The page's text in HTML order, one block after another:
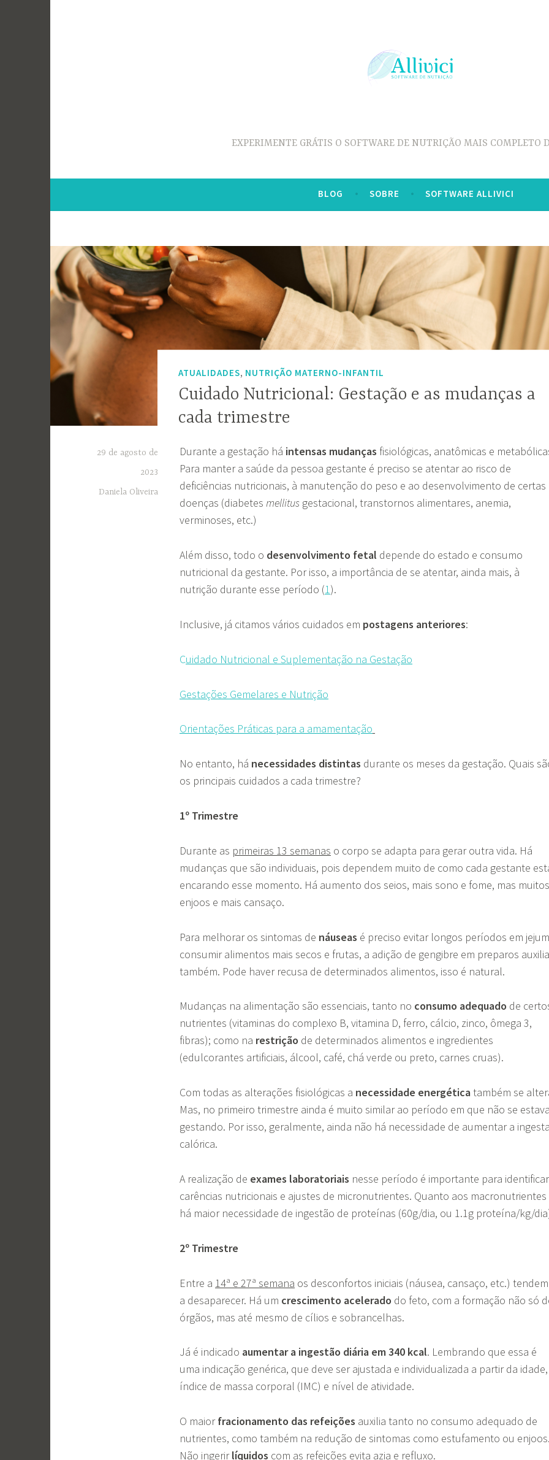
EXPERIMENTE GRÁTIS O SOFTWARE DE NUTRIÇÃO MAIS COMPLETO
BLOG SOBRE SOFTWARE ALLIVICI
ATUALIDADES, NUTRIÇÃO MATERNO-INFANTIL
Cuidado Nutricional: Gestação e as mudanças a
cada trimestre
29 de agosto de
2023
Daniela Oliveira
Durante a gestação há intensas mudanças fisiológicas, anatômicas e
Para manter a saúde da pessoa gestante é preciso se atentar ao risco de
deficiências nutricionais, à manutenção do peso e ao desenvolvimento de certas
doenças (diabetes mellitus gestacional, transtornos alimentares, anemia,
verminoses, etc.)
Além disso, todo o desenvolvimento fetal depende do estado e consumo
nutricional da gestante. Por isso, a importância de se atentar, ainda mais, à
nutrição durante esse período (1).
Inclusive, já citamos vários cuidados em postagens anteriores:
Cuidado Nutricional e Suplementação na Gestação
Gestações Gemelares e Nutrição
Orientações Práticas para a amamentação
No entanto, há necessidades distintas durante os meses da gestação. Quais
os principais cuidados a cada trimestre?
1º Trimestre
Durante as primeiras 13 semanas o corpo se adapta para gerar outra vida. Há
mudanças que são individuais, pois dependem muito de como cada gestante
encarando esse momento. Há aumento dos seios, mais sono e fome, mas muitos
enjoos e mais cansaço.
Para melhorar os sintomas de náuseas é preciso evitar longos períodos em
consumir alimentos mais secos e frutas, a adição de gengibre em preparos auxilia
também. Pode haver recusa de determinados alimentos, isso é natural.
Mudanças na alimentação são essenciais, tanto no consumo adequado de
nutrientes (vitaminas do complexo B, vitamina D, ferro, cálcio, zinco, ômega 3,
fibras); como na restrição de determinados alimentos e ingredientes
(edulcorantes artificiais, álcool, café, chá verde ou preto, carnes cruas).
Com todas as alterações fisiológicas a necessidade energéticatambém se
Mas, no primeiro trimestre ainda é muito similar ao período em que não se
gestando. Por isso, geralmente, ainda não há necessidade de aumentar a
calórica.
A realização de exames laboratoriais nesse período é importante para identificar
carências nutricionais e ajustes de micronutrientes. Quanto aos macronutrientes
há maior necessidade de ingestão de proteínas (60g/dia, ou 1.1g proteína/kg/
2º Trimestre
Entre a 14ª e 27ª semana os desconfortos iniciais (náusea, cansaço, etc.) tendem
a desaparecer. Há um crescimento acelerado do feto, com a formação não só
órgãos, mas até mesmo de cílios e sobrancelhas.
Já é indicado aumentar a ingestão diária em 340 kcal. Lembrando que essa é
uma indicação genérica, que deve ser ajustada e individualizada a partir da idade,
índice de massa corporal (IMC) e nível de atividade.
O maiorfracionamento das refeições auxilia tanto no consumo adequado de
nutrientes, como também na redução de sintomas como estufamento ou
Não ingerirlíquidos com as refeições evita azia e refluxo.